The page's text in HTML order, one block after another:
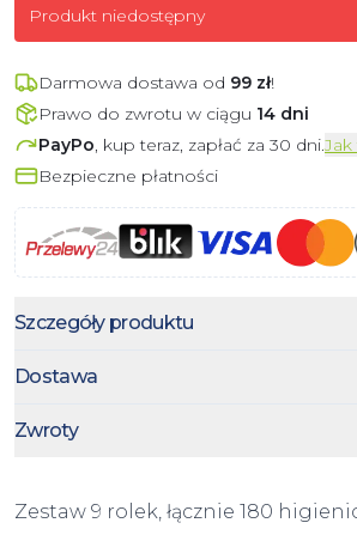
Produkt niedostępny
Darmowa dostawa od 99 zł!
Prawo do zwrotu w ciągu 14 dni
PayPo, kup teraz, zapłać za 30 dni.Jak
Bezpieczne płatności
Szczegóły produktu
Dostawa
Zwroty
Zestaw 9 rolek, łącznie 180